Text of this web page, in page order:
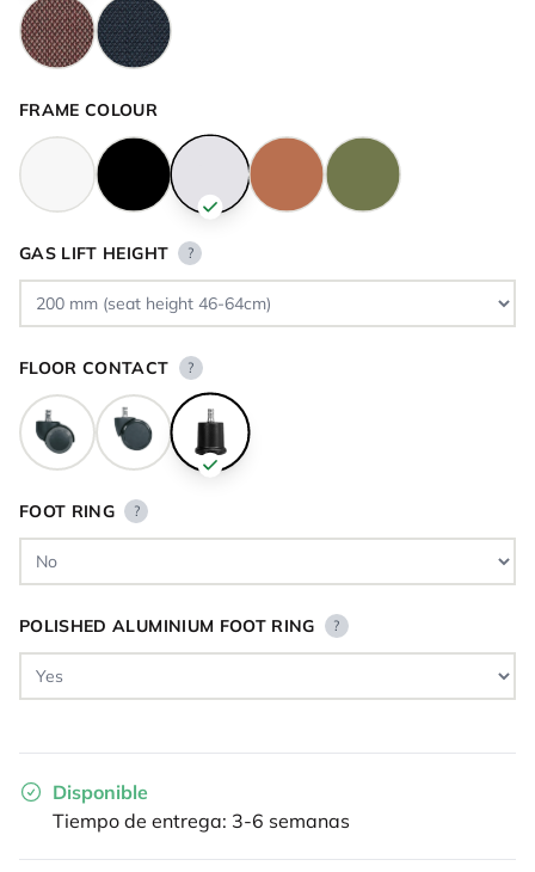
FRAME COLOUR
GAS LIFT HEIGHT ?
FLOOR CONTACT ?
FOOT RING ?
POLISHED ALUMINIUM FOOT RING ?
Disponible
Tiempo de entrega: 3-6 semanas